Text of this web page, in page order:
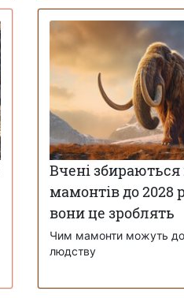
Вчені
мамонтів до 2028
вони це зроблять
Чим мамонти можуть
людству